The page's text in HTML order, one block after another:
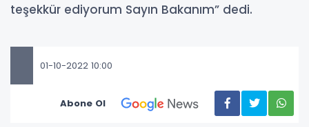
teşekkür ediyorum Sayın Bakanım” dedi.
01-10-2022 10:00
Abone Ol